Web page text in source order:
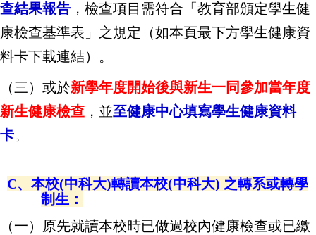
查結果報告 ，檢查項目需符合「教育部頒定學生健
康檢查基準表」之規定（如本頁最下方學生健康資
料卡下載連結）。
（三）或於新學年度開始後與新生一同參加當年度
新生健康檢查 ，並至健康中心填寫學生健康資料
卡。
C、本校(中科大)轉讀本校(中科大) 之轉系或轉學
制生：
（一）原先就讀本校時已做過校內健康檢查或已繳